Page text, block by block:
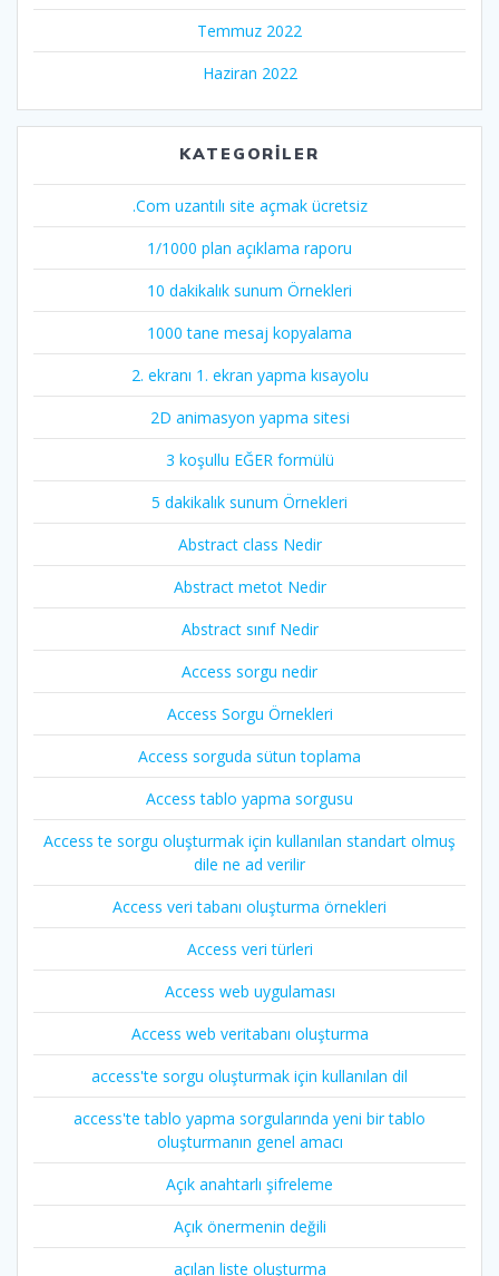
Temmuz 2022
Haziran 2022
KATEGORILER
.Com uzantılı site açmak ücretsiz
1/1000 plan açıklama raporu
10 dakikalık sunum Örnekleri
1000 tane mesaj kopyalama
2. ekranı 1. ekran yapma kısayolu
2D animasyon yapma sitesi
3 koşullu EĞER formülü
5 dakikalık sunum Örnekleri
Abstract class Nedir
Abstract metot Nedir
Abstract sınıf Nedir
Access sorgu nedir
Access Sorgu Örnekleri
Access sorguda sütun toplama
Access tablo yapma sorgusu
Access te sorgu oluşturmak için kullanılan standart olmuş
dile ne ad verilir
Access veri tabanı oluşturma örnekleri
Access veri türleri
Access web uygulaması
Access web veritabanı oluşturma
access'te sorgu oluşturmak için kullanılan dil
access'te tablo yapma sorgularında yeni bir tablo
oluşturmanın genel amacı
Açık anahtarlı şifreleme
Açık önermenin değili
açılan liste oluşturma